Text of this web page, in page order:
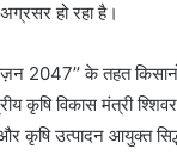
हो रहा है।
विज़न 2047’’ के तहत
कृषि विकास मंत्री
और कृषि उत्पादन आयुक्त